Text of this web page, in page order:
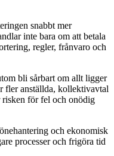
snabbt mer
inte bara om att betala
regler, frånvaro och
bli sårbart om allt ligger
fler anställda, kollektivavtal
risken för fel och onödig
och ekonomisk
processer och frigöra tid